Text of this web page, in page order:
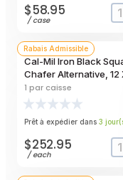
$58.95
/case
Rabais Admissible
Cal-Mil Iron Black
Chafer Alternative, 12
7 1/2 Inch
1 par caisse
Prêt à expédier dans 3 jour
$252.95
/each